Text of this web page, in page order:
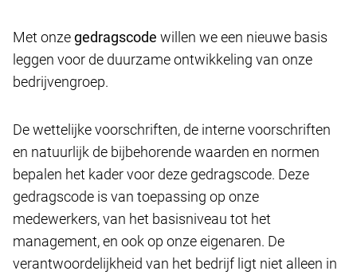
Met onzegedragscode willen we een nieuwe basis
leggen voor de duurzame ontwikkeling van onze
bedrijvengroep.
De wettelijke voorschriften, de interne voorschriften
en natuurlijk de bijbehorende waarden en normen
bepalen het kader voor deze gedragscode. Deze
gedragscode is van toepassing op onze
medewerkers, van het basisniveau tot het
management, en ook op onze eigenaren. De
verantwoordelijkheid van het bedrijf ligt niet alleen in